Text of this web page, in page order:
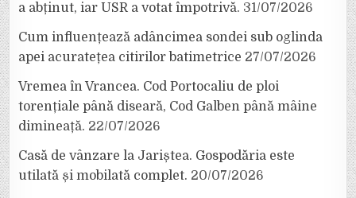
a abținut, iar USR a votat împotrivă. 31/07/2026
Cum influențează adâncimea sondei sub oglinda
apei acuratețea citirilor batimetrice 27/07/2026
Vremea în Vrancea. Cod Portocaliu de ploi
torențiale până diseară, Cod Galben până mâine
dimineață. 22/07/2026
Casă de vânzare la Jariștea. Gospodăria este
utilată și mobilată complet. 20/07/2026